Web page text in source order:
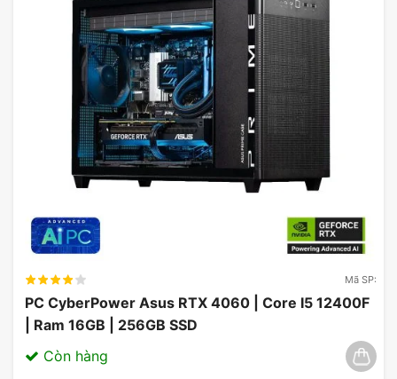
Vỏ Case ASUS Prime AP201 Tempered
Glass MicroATX Case
Mã SP:
PC CyberPower Asus RTX 4060 | Core I5 12400F
| Ram 16GB | 256GB SSD
Còn hàng